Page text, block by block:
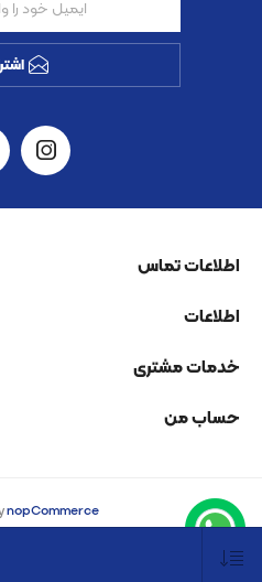
اطلاعات تماس
اطلاعات
خدمات مشتری
حساب من
nopCommerce
Templates.com